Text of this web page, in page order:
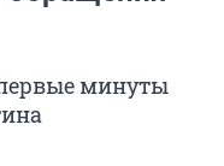
минуты